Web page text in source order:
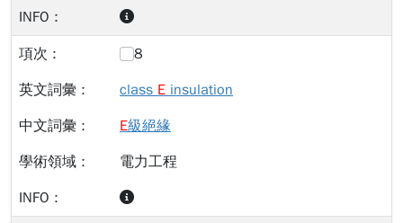
8
class E insulation
E級絕緣
電力工程